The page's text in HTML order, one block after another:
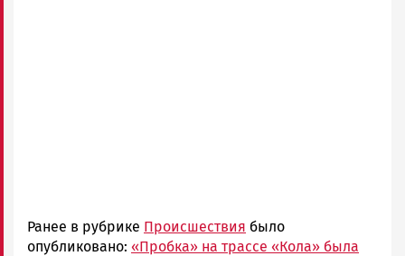
Ранее в рубрике Происшествия было
опубликовано: «Пробка» на трассе «Кола» была